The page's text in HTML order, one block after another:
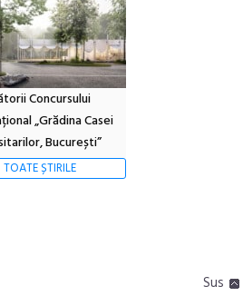
Concursului
„Grădina Casei
București”
TOATE ȘTIRILE
Sus